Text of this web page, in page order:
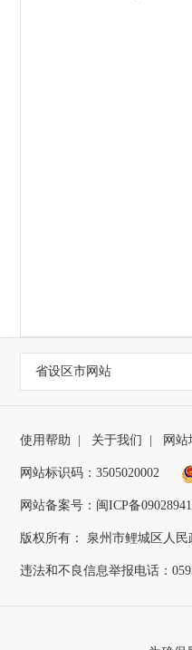
省设区市网站
使用帮助 关于我们 网站
网站标识码：3505020002
网站备案号：闽ICP备
版权所有： 泉州市鲤城区人民
违法和不良信息举报电话：